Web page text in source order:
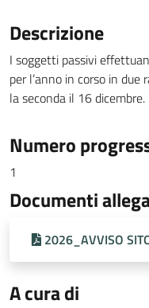
Descrizione
I soggetti passivi
per l’anno in corso in
la seconda il 16 dicembre.
Numero
1
Documenti
2026_AVVISO
A cura di